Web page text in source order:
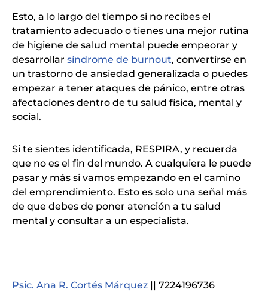
Esto, a lo largo del tiempo si no recibes el
tratamiento adecuado o tienes una mejor rutina
de higiene de salud mental puede empeorar y
desarrollar síndrome de burnout, convertirse en
un trastorno de ansiedad generalizada o puedes
empezar a tener ataques de pánico, entre otras
afectaciones dentro de tu salud física, mental y
social.
Si te sientes identificada, RESPIRA, y recuerda
que no es el fin del mundo. A cualquiera le puede
pasar y más si vamos empezando en el camino
del emprendimiento. Esto es solo una señal más
de que debes de poner atención a tu salud
mental y consultar a un especialista.
Psic. Ana R. Cortés Márquez || 7224196736